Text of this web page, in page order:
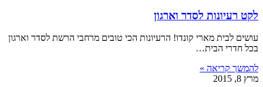
לקט רעיונות לסדר וארגון
עושים לבית מארי קונדו! הרעיונות הכי טובים מרחבי הרשת לסדר וארגון
בכל חדרי הבית…
להמשך קריאה »
מרץ 8, 2015